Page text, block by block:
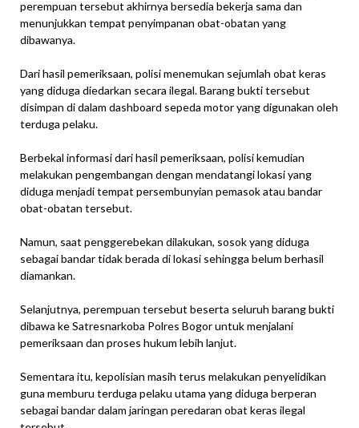
perempuan tersebut akhirnya bersedia bekerja sama dan
menunjukkan tempat penyimpanan obat-obatan yang
dibawanya.
Dari hasil pemeriksaan, polisi menemukan sejumlah obat keras
yang diduga diedarkan secara ilegal. Barang bukti tersebut
disimpan di dalam dashboard sepeda motor yang digunakan oleh
terduga pelaku.
Berbekal informasi dari hasil pemeriksaan, polisi kemudian
melakukan pengembangan dengan mendatangi lokasi yang
diduga menjadi tempat persembunyian pemasok atau bandar
obat-obatan tersebut.
Namun, saat penggerebekan dilakukan, sosok yang diduga
sebagai bandar tidak berada di lokasi sehingga belum berhasil
diamankan.
Selanjutnya, perempuan tersebut beserta seluruh barang bukti
dibawa ke Satresnarkoba Polres Bogor untuk menjalani
pemeriksaan dan proses hukum lebih lanjut.
Sementara itu, kepolisian masih terus melakukan penyelidikan
guna memburu terduga pelaku utama yang diduga berperan
sebagai bandar dalam jaringan peredaran obat keras ilegal